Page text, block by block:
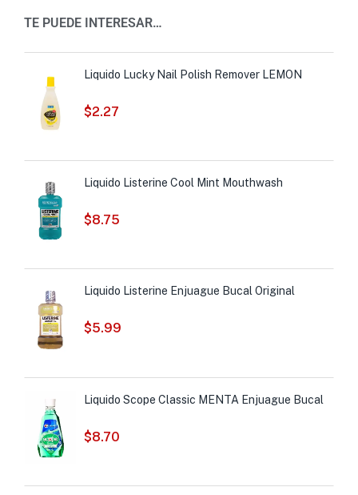
TE PUEDE INTERESAR…
Liquido Lucky Nail Polish Remover LEMON
$2.27
Liquido Listerine Cool Mint Mouthwash
$8.75
Liquido Listerine Enjuague Bucal Original
$5.99
Liquido Scope Classic MENTA Enjuague Bucal
$8.70